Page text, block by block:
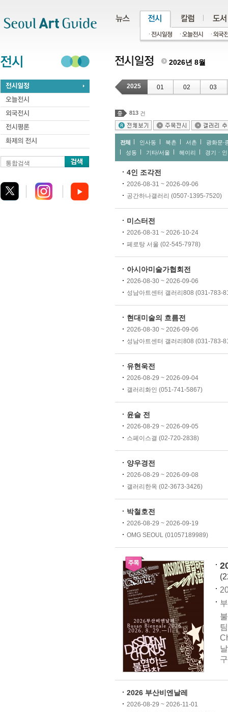
통합검색
2026년 8월
2025 01 02 03
813 건
전체 인사동 북촌 서촌
광화문∙
성동
기타/서울 헤이리 경기ㆍ
4인 조각전
2026-08-31 ~ 2026-09-06
공간하나갤러리 (0507-1395-7520)
미스터전
2026-08-31 ~ 2026-10-24
페로탕 서울 (02-545-7978)
아시아미술가협회전
2026-08-30 ~ 2026-09-06
성남아트센터 갤러리808 (031-783-
현대미술의 흐름전
2026-08-30 ~ 2026-09-06
성남아트센터 갤러리808 (031-783-
유현욱전
2026-08-29 ~ 2026-09-04
갤러리화인 (051-741-5867)
윤슬 전
2026-08-29 ~ 2026-09-05
스페이스결 (02-720-2838)
양우경전
2026-08-29 ~ 2026-09-08
갤러리한옥 (02-3673-3426)
박철호전
2026-08-29 ~ 2026-09-19
OMG SEOUL (01057189989)
2026 부산비엔날레
2026-08-29 ~ 2026-11-01